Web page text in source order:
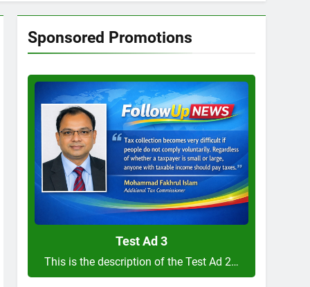
Sponsored Promotions
Test
Ad
3
Test Ad 3
This is the description of the Test Ad 2…